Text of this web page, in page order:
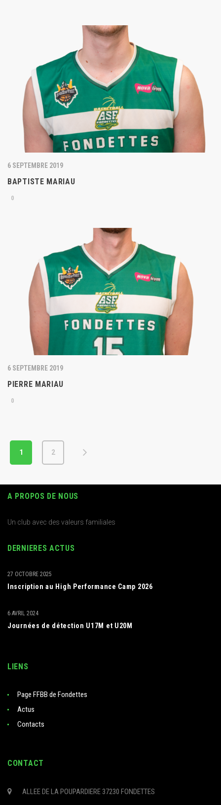
6 SEPTEMBRE 2019
BAPTISTE MARIAU
0
6 SEPTEMBRE 2019
PIERRE MARIAU
0
1 2
A PROPOS DE NOUS
Un club avec des valeurs familiales
DERNIERES ACTUS
Inscription au High Performance Camp 2026
27 OCTOBRE 2025
Journées de détection U17M et U20M
6 AVRIL 2024
LIENS
Page FFBB de Fondettes
Actus
Contacts
CONTACT
ALLEE DE LA POUPARDIERE 37230 FONDETTES